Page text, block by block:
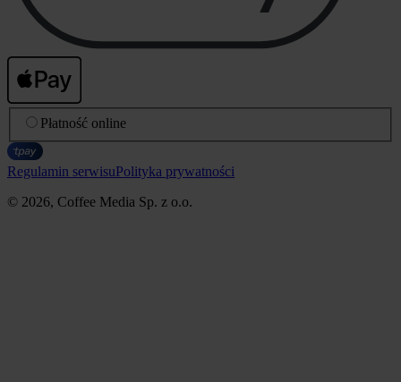
Płatność online
Regulamin serwisuPolityka prywatności
© 2026, Coffee Media Sp. z o.o.